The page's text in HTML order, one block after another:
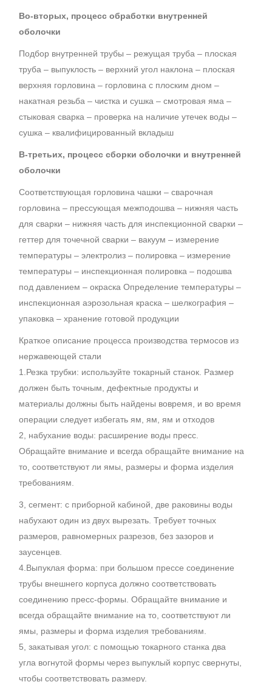
Во-вторых, процесс обработки внутренней
оболочки
Подбор внутренней трубы – режущая труба – плоская
труба – выпуклость – верхний угол наклона – плоская
верхняя горловина – горловина с плоским дном –
накатная резьба – чистка и сушка – смотровая яма –
стыковая сварка – проверка на наличие утечек воды –
сушка – квалифицированный вкладыш
В-третьих, процесс сборки оболочки и внутренней
оболочки
Соответствующая горловина чашки – сварочная
горловина – прессующая межподошва – нижняя часть
для сварки – нижняя часть для инспекционной сварки –
геттер для точечной сварки – вакуум – измерение
температуры – электролиз – полировка – измерение
температуры – инспекционная полировка – подошва
под давлением – окраска Определение температуры –
инспекционная аэрозольная краска – шелкография –
упаковка – хранение готовой продукции
Краткое описание процесса производства термосов из
нержавеющей стали
1.Резка трубки: используйте токарный станок. Размер
должен быть точным, дефектные продукты и
материалы должны быть найдены вовремя, и во время
операции следует избегать ям, ям, ям и отходов
2, набухание воды: расширение воды пресс.
Обращайте внимание и всегда обращайте внимание на
то, соответствуют ли ямы, размеры и форма изделия
требованиям.
3, сегмент: с приборной кабиной, две раковины воды
набухают один из двух вырезать. Требует точных
размеров, равномерных разрезов, без зазоров и
заусенцев.
4.Выпуклая форма: при большом прессе соединение
трубы внешнего корпуса должно соответствовать
соединению пресс-формы. Обращайте внимание и
всегда обращайте внимание на то, соответствуют ли
ямы, размеры и форма изделия требованиям.
5, закатывая угол: с помощью токарного станка два
угла вогнутой формы через выпуклый корпус свернуты,
чтобы соответствовать размеру.